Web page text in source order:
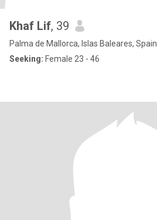
Khaf Lif, 39
Palma de Mallorca, Islas Baleares, Spain
Seeking: Female 23 - 46